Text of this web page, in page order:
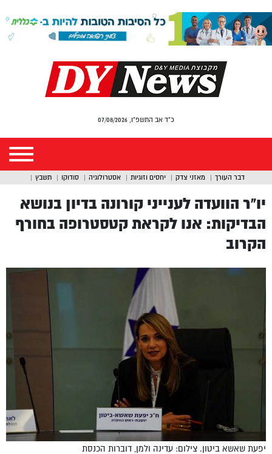
כ"ד אב התשפ"ו, 07/08/2026
דבר העורך מאזני צדק יחסים וזוגיות אסטרולוגיה סודוקו תשבץ
יו”ר הוועדה לענייני קורונה בדיון בנושא
הבדיקות: אנו לקראת קטסטרופה בחורף
הקרוב
יפעת שאשא ביטון. צילום: עדינה ולמן, דוברות הכנסת